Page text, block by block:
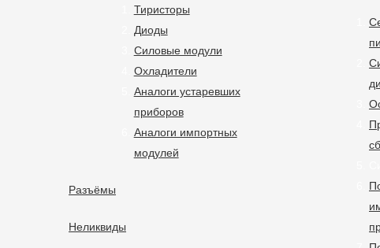
Тиристоры
Диоды
Силовые модули
Охладители
Аналоги устаревших
приборов
Аналоги импортных
модулей
Разъёмы
Неликвиды